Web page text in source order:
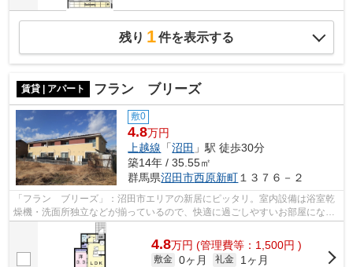
残り 1件を表示する
賃貸 | アパート フラン ブリーズ
敷0
4.8万円
上越線 「沼田 」駅 徒歩30分
築14年 / 35.55㎡
群馬県沼田市西原新町１３７６－２
「フラン ブリーズ」：沼田市エリアの新居にピッタリ。室内設備は浴室乾
燥機・洗面所独立などが揃っているので、快適に過ごしやすいお部屋になり
ます。TVインターフォンを設置し、セ...
4.8万円 (管理費等：1,500円 )
敷金 0ヶ月 礼金
1ヶ月